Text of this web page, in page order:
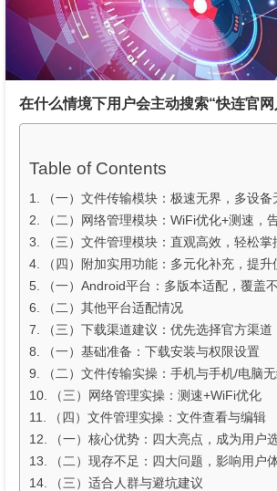
在什么情境下用户会主动搜索“快连官网
Table of Contents
（一）文件传输模块：极速无界，多设备
（二）网络管理模块：WiFi优化+测速，
（三）文件管理模块：直观高效，轻松
（四）附加实用功能：多元化补充，提升
（一）Android平台：多版本适配，覆盖
（二）其他平台适配情况
（三）下载渠道建议：优先选择官方渠
（一）基础准备：下载安装与权限设置
（二）文件传输实操：手机与手机/电脑
（三）网络管理实操：测速+WiFi优化
（四）文件管理实操：文件查看与编辑
（一）核心优势：四大亮点，成为用户
（二）现存不足：四大问题，影响用户
（三）适合人群与避坑建议